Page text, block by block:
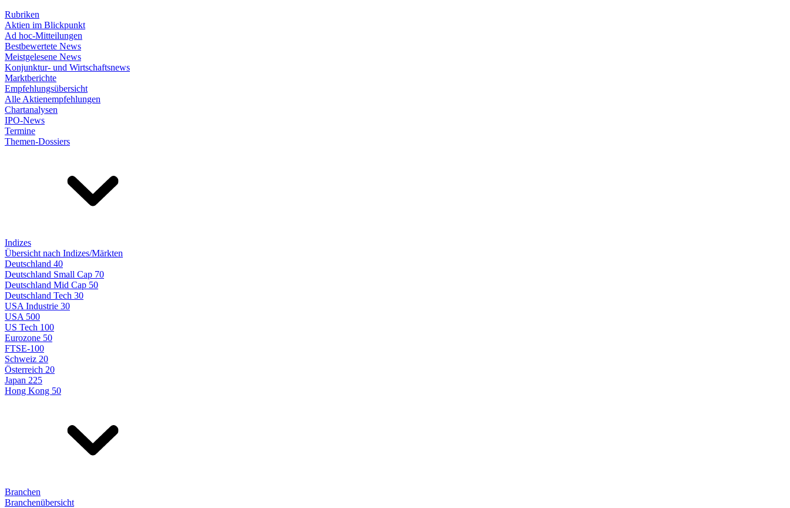
Rubriken
Aktien im Blickpunkt
Ad hoc-Mitteilungen
Bestbewertete News
Meistgelesene News
Konjunktur- und Wirtschaftsnews
Marktberichte
Empfehlungsübersicht
Alle Aktienempfehlungen
Chartanalysen
IPO-News
Termine
Themen-Dossiers
Indizes
Übersicht nach Indizes/Märkten
Deutschland 40
Deutschland Small Cap 70
Deutschland Mid Cap 50
Deutschland Tech 30
USA Industrie 30
USA 500
US Tech 100
Eurozone 50
FTSE-100
Schweiz 20
Österreich 20
Japan 225
Hong Kong 50
Branchen
Branchenübersicht